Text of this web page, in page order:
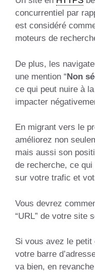
concurrentiel par
est considéré
moteurs de
De plus, les
une mention “Non
ce qui peut nuire à
impacter
En migrant vers le
améliorez non
mais aussi son
de recherche, ce
sur votre trafic et
Vous devrez
“URL” de votre site
Si vous avez le petit
votre barre
va bien, en